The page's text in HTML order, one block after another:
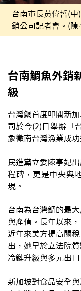
台南市長黃偉哲(
銷公司記者會。(陳
台南鯛魚外銷
級
台灣鯛首度叩關新
司於今(2)日舉辦「
象徵南台灣漁業成
民進黨立委陳亭妃
程碑，更是中央與
現。
台南為台灣鯛的最
與產值。長年以來
近年來美方提高關
出，她早於立法院
冷鏈升級與多元出
新加坡對食品安全